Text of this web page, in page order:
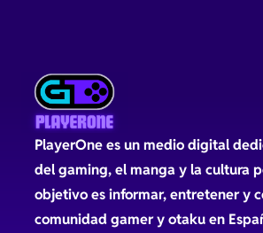
PlayerOne es un medio digital
del gaming, el manga y la cultura
objetivo es informar, entretener y
comunidad gamer y otaku en